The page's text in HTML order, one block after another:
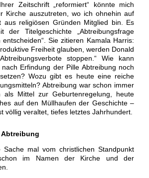
Zeitschrift „reformiert“ könnte mich
Kirche auszutreten, wo ich ohnehin auf
aus religiösen Gründen Mitglied bin. Es
der Titelgeschichte „Abtreibungsfrage
Sie zitieren Kamala Harris:
Freiheit glauben, werden Donald
stoppen.“ Wie kann
Erfindung der Pille Abtreibung noch
Wozu gibt es heute eine reiche
Abtreibung war schon immer
als Mittel zur Geburtenregelung, heute
auf den Müllhaufen der Geschichte –
völlig veraltet, tiefes letztes Jahrhundert.
Sache mal vom christlichen Standpunkt
im Namen der Kirche und der